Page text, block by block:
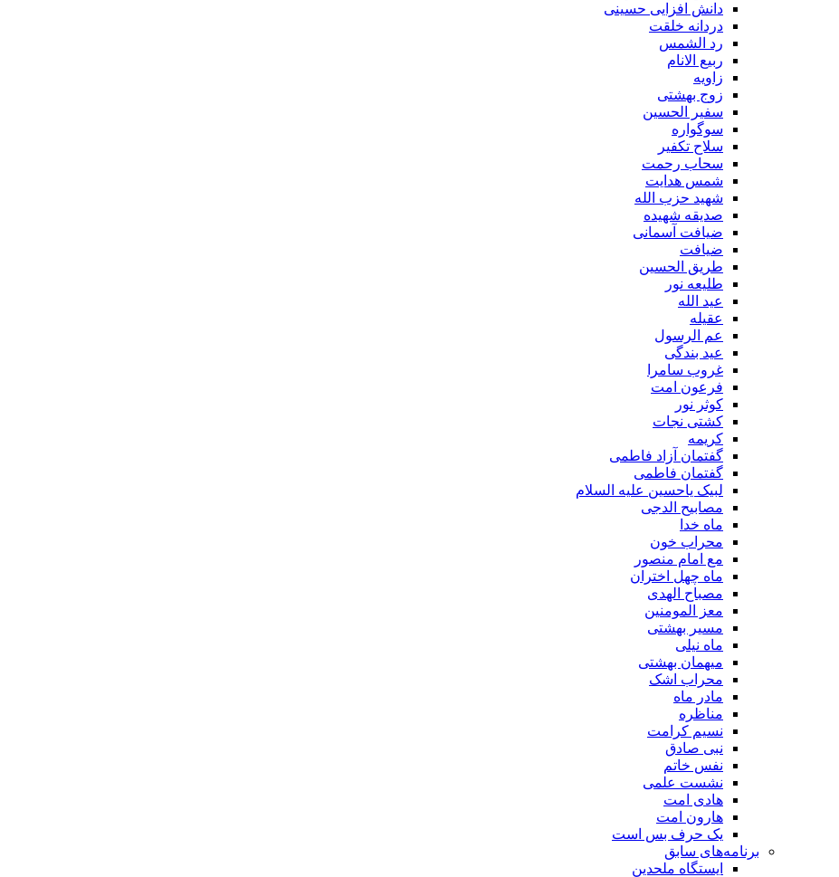
دانش افزایی حسینی
دردانه خلقت
رد الشمس
ربیع الانام
زاویه
زوج بهشتی
سفیر الحسین
سوگواره
سلاح تکفیر
سحاب رحمت
شمس هدایت
شهید حزب الله
صدیقه شهیده
ضیافت آسمانی
ضیافت
طریق الحسین
طلیعه نور
عید الله
عقیله
عم الرسول
عید بندگی
غروب سامرا
فرعون امت
کوثر نور
کشتی نجات
کریمه
گفتمان آزاد فاطمی
گفتمان فاطمی
لبیک یاحسین علیه السلام
مصابیح الدجی
ماه خدا
محراب خون
مع امام منصور
ماه چهل اختران
مصباح الهدی
معز المومنین
مسیر بهشتی
ماه نیلی
میهمان بهشتی
محراب اشک
مادر ماه
مناظره
نسیم کرامت
نبی صادق
نفس خاتم
نشست علمی
هادی امت
هارون امت
یک حرف بس است
برنامه‌های سابق
ایستگاه ملحدین